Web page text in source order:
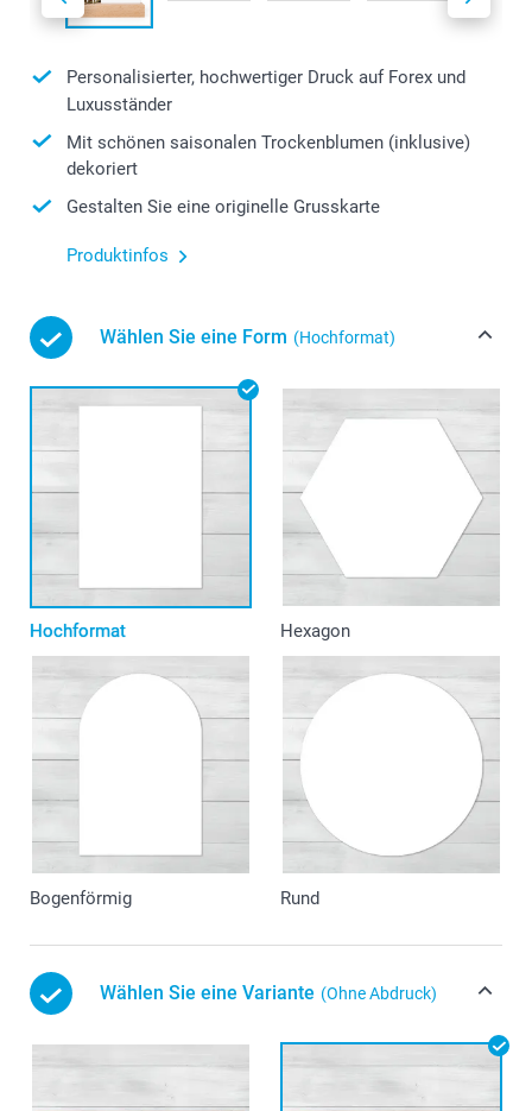
Personalisierter, hochwertiger Druck auf Forex und
Luxusständer
Mit schönen saisonalen Trockenblumen (inklusive)
dekoriert
Gestalten Sie eine originelle Grusskarte
Produktinfos
Wählen Sie eine Form (Hochformat)
Hochformat Hexagon
Bogenförmig Rund
Wählen Sie eine Variante (Ohne Abdruck)